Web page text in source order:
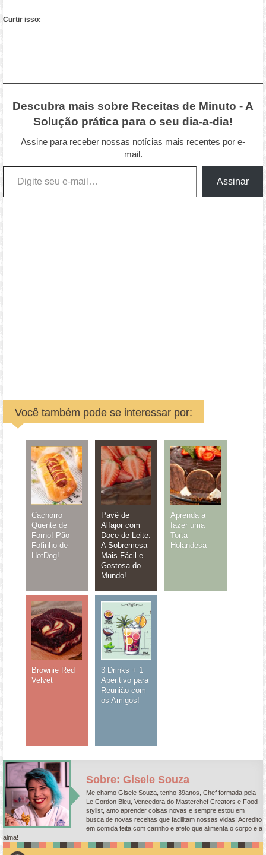
Curtir isso:
Descubra mais sobre Receitas de Minuto - A
Solução prática para o seu dia-a-dia!
Assine para receber nossas notícias mais recentes por e-
mail.
Digite seu e-mail…
Assinar
Você também pode se interessar por:
Cachorro
Quente de
Forno! Pão
Fofinho de
HotDog!
Pavê de
Alfajor com
Doce de Leite:
A Sobremesa
Mais Fácil e
Gostosa do
Mundo!
Aprenda a
fazer uma
Torta
Holandesa
Brownie Red
Velvet
3 Drinks + 1
Aperitivo para
Reunião com
os Amigos!
Sobre: Gisele Souza
Me chamo Gisele Souza, tenho 39anos, Chef formada pela
Le Cordon Bleu, Vencedora do Masterchef Creators e Food
stylist, amo aprender coisas novas e sempre estou em
busca de novas receitas que facilitam nossas vidas! Acredito
em comida feita com carinho e afeto que alimenta o corpo e a
alma!